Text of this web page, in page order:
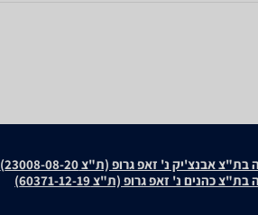
אבנצ'יק נ' זאפ גרופ (ת"צ 23008-08-20)
כהנים נ' זאפ גרופ (ת"צ 60371-12-19)